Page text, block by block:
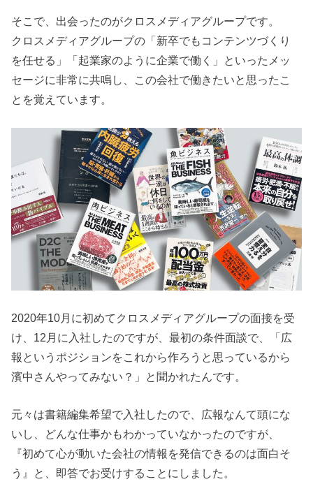
そこで、出会ったのがクロスメディアグループです。
クロスメディアグループの「新卒でもコンテンツづくり
を任せる」「起業家のように企業で働く」といったメッ
セージに非常に共鳴し、この会社で働きたいと思ったこ
とを覚えています。
2020年10月に初めてクロスメディアグループの面接を受
け、12月に入社したのですが、最初の条件面談で、「広
報というポジションをこれから作ろうと思っているから
濱中さんやってみない？」と聞かれたんです。
元々は書籍編集希望で入社したので、広報なんて頭にな
いし、どんな仕事かもわかっていなかったのですが、
『初めて心が動いた会社の情報を発信できるのは面白そ
う』と、即答でお受けすることにしました。